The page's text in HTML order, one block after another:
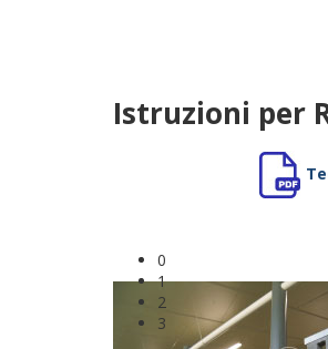
0
1
2
3
Istruzioni per